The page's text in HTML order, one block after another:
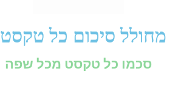
מחולל סיכום כל טקסט
סכמו כל טקסט מכל שפה